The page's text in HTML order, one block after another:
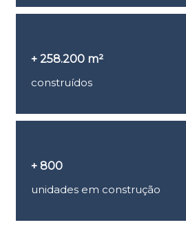
+ 258.200 m²
construídos
+ 800
unidades em construção